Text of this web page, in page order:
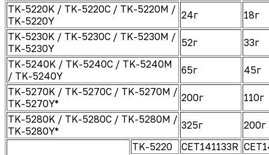
TK-5220K / TK-5220C / TK-5220M /
TK-5220Y
24г
18г
TK-5230K / TK-5230C / TK-5230M /
TK-5230Y
52г
33г
TK-5240K / TK-5240C / TK-5240M
/ TK-5240Y
65г
45г
TK-5270K / TK-5270C / TK-5270M /
TK-5270Y*
200г
110г
TK-5280K / TK-5280C / TK-5280M /
TK-5280Y*
325г 200г
TK-5220 CET141133R